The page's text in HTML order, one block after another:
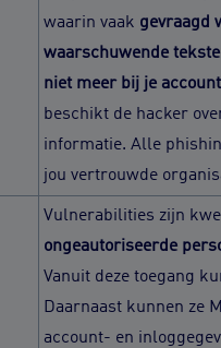
waarin vaak gevraagd
waarschuwende
niet meer bij je
beschikt de hacker
informatie. Alle
jou vertrouwde
Vulnerabilities zijn
ongeautoriseerde
Vanuit deze toegang
Daarnaast kunnen ze
account- en